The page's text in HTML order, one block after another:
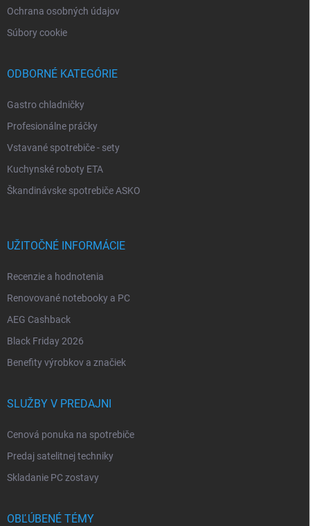
Ochrana osobných údajov
Súbory cookie
ODBORNÉ KATEGÓRIE
Gastro chladničky
Profesionálne práčky
Vstavané spotrebiče - sety
Kuchynské roboty ETA
Škandinávske spotrebiče ASKO
UŽITOČNÉ INFORMÁCIE
Recenzie a hodnotenia
Renovované notebooky a PC
AEG Cashback
Black Friday 2026
Benefity výrobkov a značiek
SLUŽBY V PREDAJNI
Cenová ponuka na spotrebiče
Predaj satelitnej techniky
Skladanie PC zostavy
OBĽÚBENÉ TÉMY